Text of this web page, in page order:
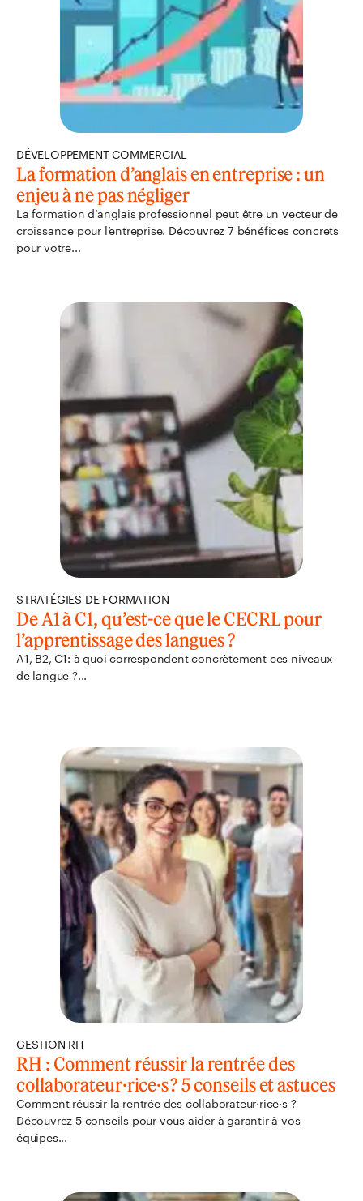
DÉVELOPPEMENT COMMERCIAL
La formation d’anglais en entreprise : un
enjeu à ne pas négliger
La formation d’anglais professionnel peut être un vecteur de
croissance pour l’entreprise. Découvrez 7 bénéfices concrets
pour votre...
STRATÉGIES DE FORMATION
De A1 à C1, qu’est-ce que le CECRL pour
l’apprentissage des langues ?
A1, B2, C1: à quoi correspondent concrètement ces niveaux
de langue ?...
GESTION RH
RH : Comment réussir la rentrée des
collaborateur·rice·s ? 5 conseils et astuces
Comment réussir la rentrée des collaborateur·rice·s ?
Découvrez 5 conseils pour vous aider à garantir à vos
équipes...